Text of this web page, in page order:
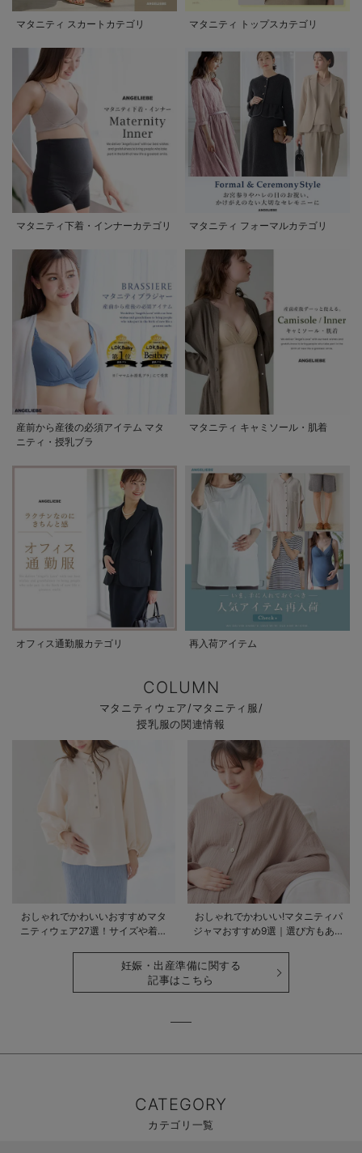
マタニティ スカートカテゴリ マタニティ トップスカテゴリ
マタニティ下着・インナーカテゴリ マタニティ フォーマルカテゴリ
産前から産後の必須アイテム マタ
ニティ・授乳ブラ
マタニティ キャミソール・肌着
オフィス通勤服カテゴリ 再入荷アイテム
COLUMN
マタニティウェア/マタニティ服/
授乳服の関連情報
おしゃれでかわいいおすすめマタ
ニティウェア27選！サイズや着る
おしゃれでかわいい!マタニティパ
ジャマおすすめ9選｜選び方もあわ
妊娠・出産準備に関する
記事はこちら
CATEGORY
カテゴリ一覧